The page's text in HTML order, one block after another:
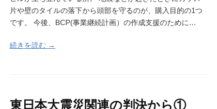
片や壁のタイルの落下から頭部を守るのが、購入目的の1つ
です。 今後、BCP(事業継続計画）の作成支援のために…
続きを読む →
東日本大震災関連の判決から①